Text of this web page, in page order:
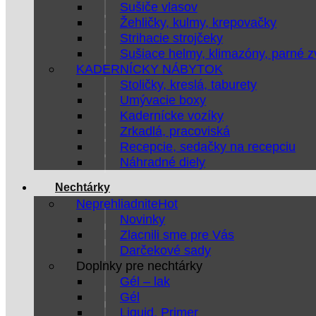
Sušiče vlasov
Žehličky, kulmy, krepovačky
Strihacie strojčeky
Sušiace helmy, klimazóny, parné
KADERNÍCKY NÁBYTOK
Stoličky, kreslá, taburety
Umývacie boxy
Kadernícke vozíky
Zrkadlá, pracoviská
Recepcie, sedačky na recepciu
Náhradné diely
Nechtárky
Neprehliadnite
Novinky
Zlacnili sme pre Vás
Darčekové sady
Doplnky pre nechtárky
Gél – lak
Gél
Liquid, Primer